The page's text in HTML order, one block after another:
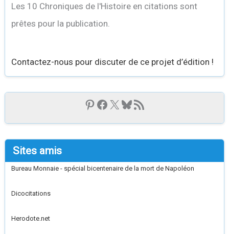
Les 10 Chroniques de l'Histoire en citations sont
prêtes pour la publication.
Contactez-nous pour discuter de ce projet d’édition !
Sites amis
Bureau Monnaie - spécial bicentenaire de la mort de Napoléon
Dicocitations
Herodote.net